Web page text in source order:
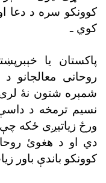
کوونکو سره د دعا
کوي ـ
پاکستان يا
روحانى
شمېره شتون نۀ
نسيم ترمخه د
ورځ زياتيږى ځکه
دي او د هغوئ
کوونکو باندې باور